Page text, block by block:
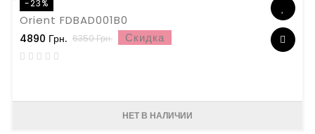
-23%
Orient FDBAD001B0
4890 Грн. 6350 Грн. Скидка
НЕТ В НАЛИЧИИ